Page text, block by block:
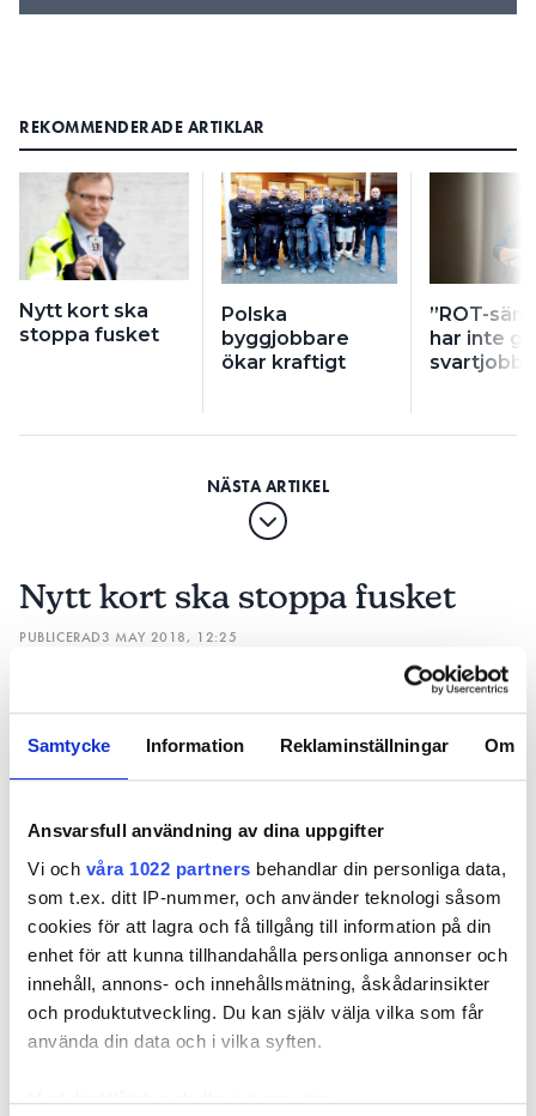
Samtycke Information Reklaminställningar Om
Ansvarsfull användning av dina uppgifter
Vi och våra 1022 partners behandlar din personliga data,
som t.ex. ditt IP-nummer, och använder teknologi såsom
cookies för att lagra och få tillgång till information på din
enhet för att kunna tillhandahålla personliga annonser och
innehåll, annons- och innehållsmätning, åskådarinsikter
och produktutveckling. Du kan själv välja vilka som får
använda din data och i vilka syften.
Med din tillåtelse skulle vi även vilja:
REKOMMENDERADE ARTIKLAR
Nytt kort ska
stoppa fusket
Polska
byggjobbare
ökar kraftigt
”ROT-
har inte
svartjobb”
Nytt kort ska stoppa fusket
PUBLICERAD3 MAY 2018, 12:25
Bättre kontroll och säkerhet. Med ny teknik
ska fusket med ID06-korten hindras.
TEXT
marie.granmar@in.se